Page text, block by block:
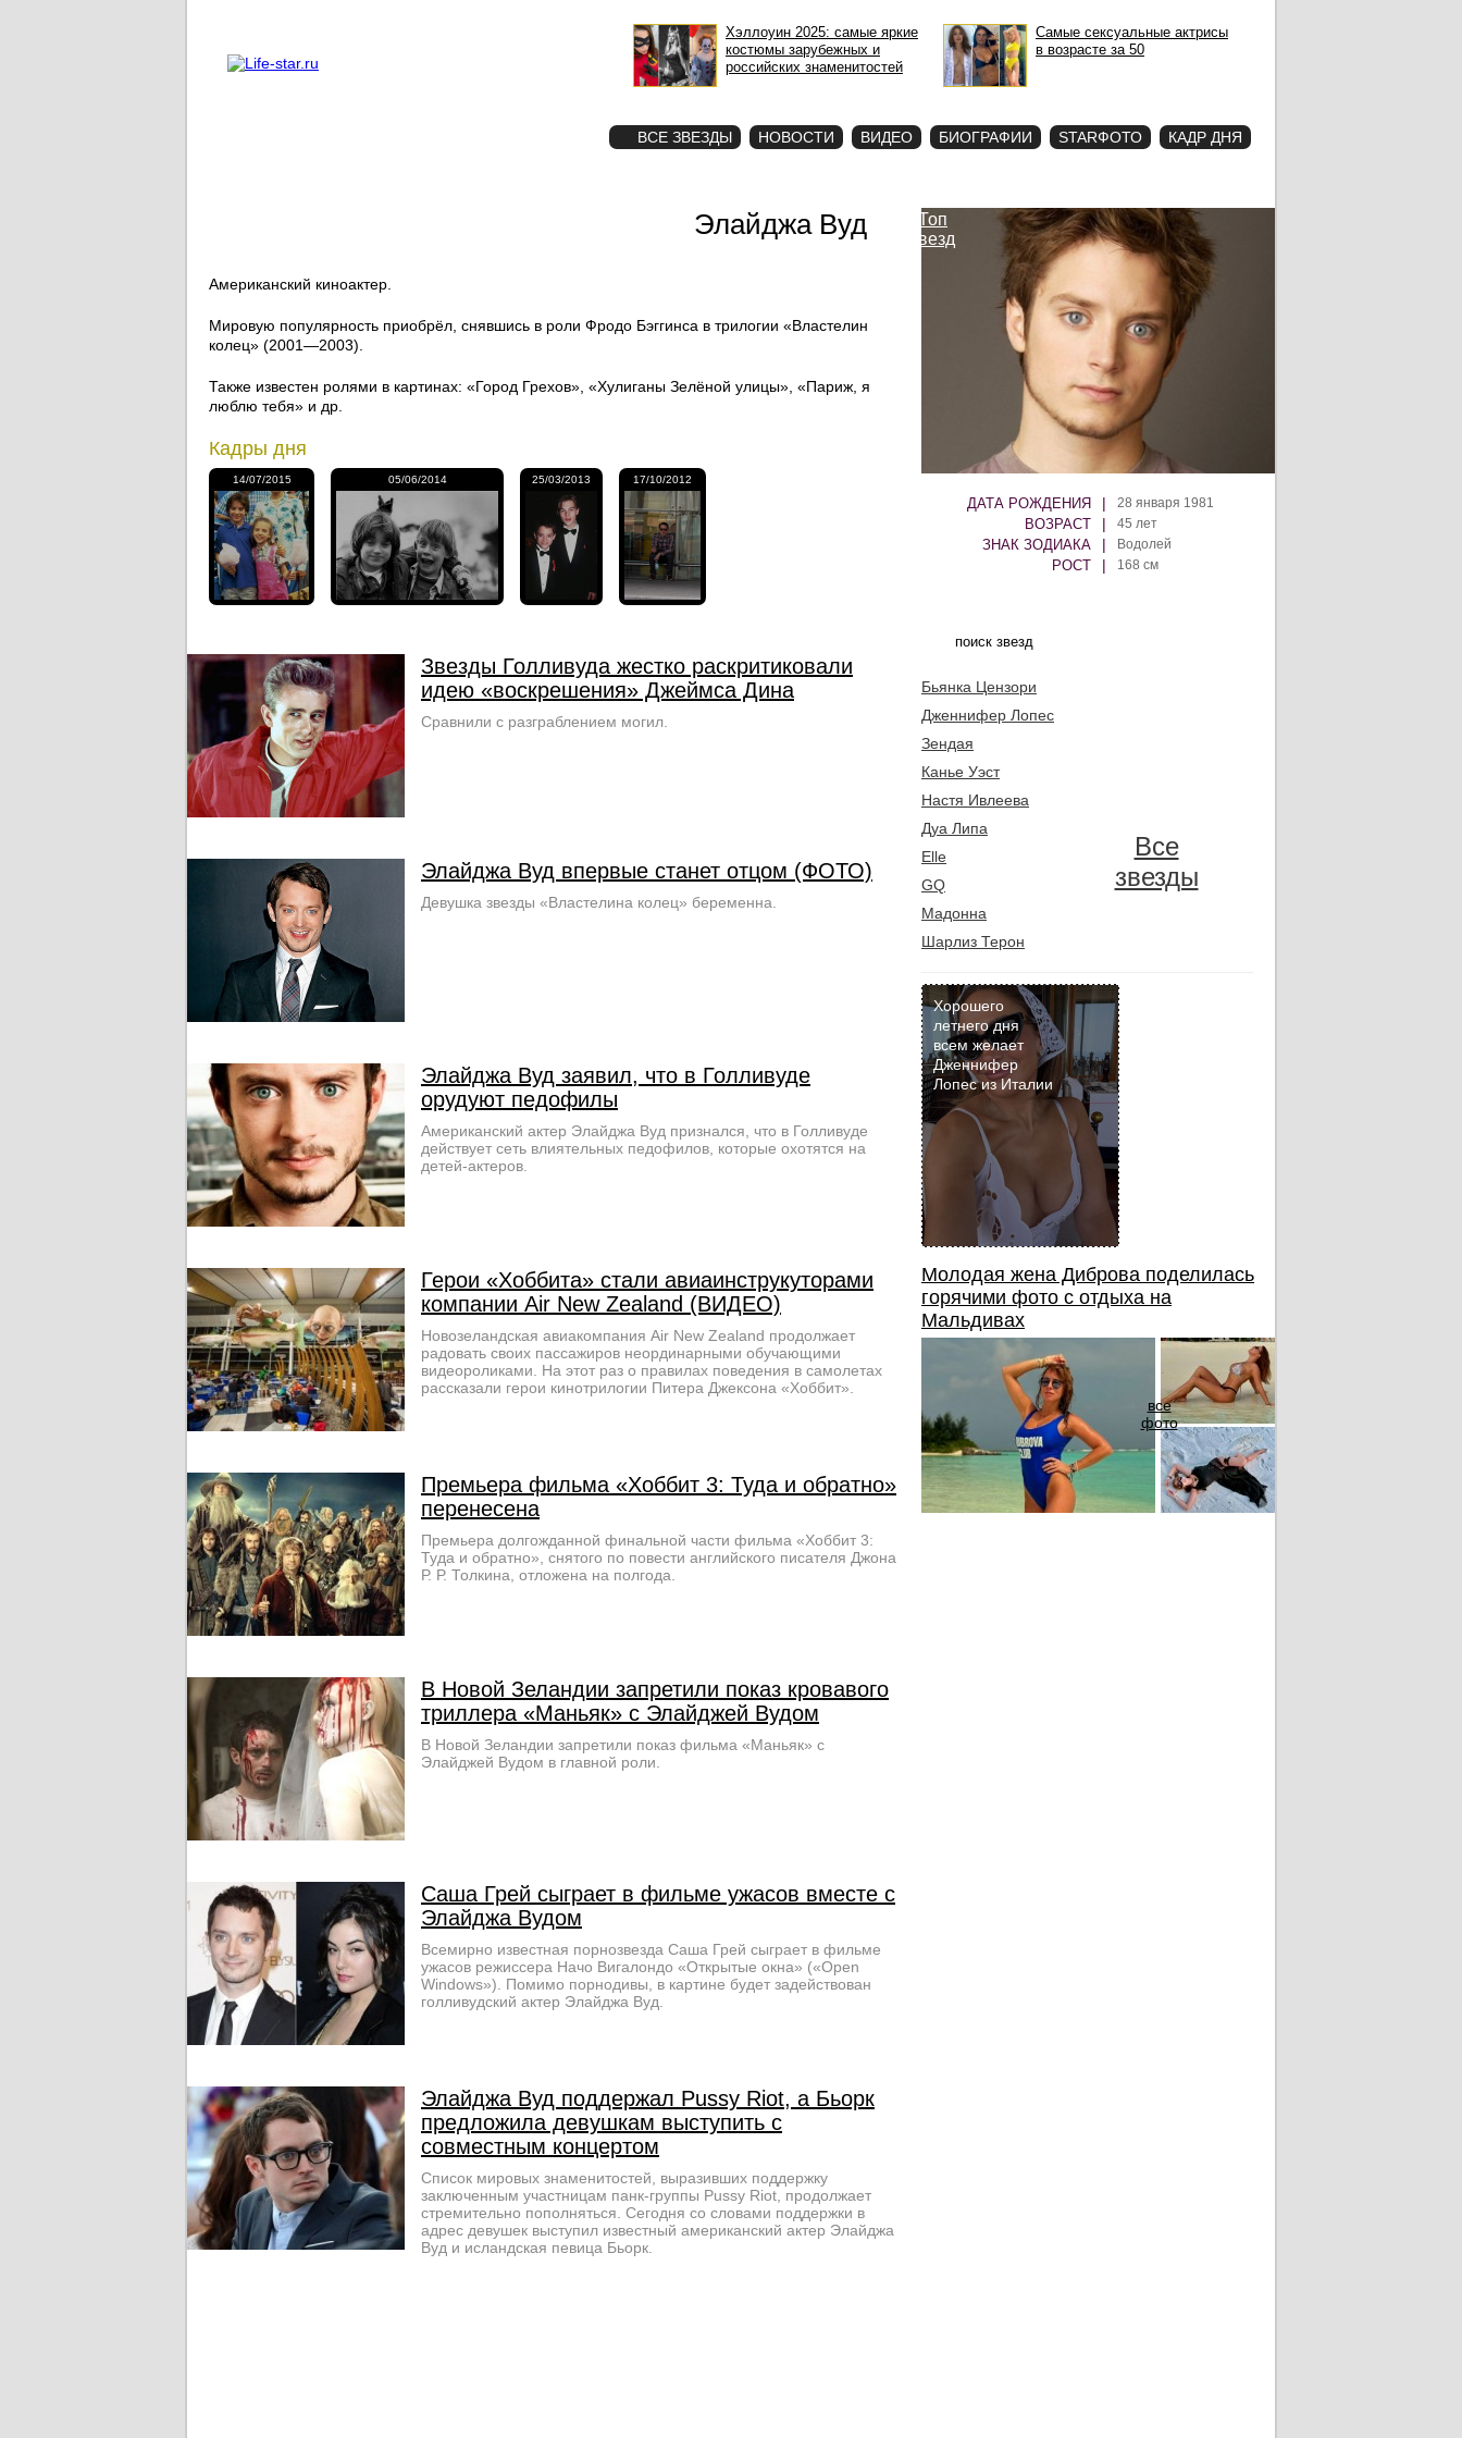
Хэллоуин 2025: самые яркие
костюмы зарубежных и
российских знаменитостей
Самые сексуальные актрисы
в возрасте за 50
ВСЕ ЗВЕЗДЫ НОВОСТИ ВИДЕО БИОГРАФИИ STARФОТО КАДР ДНЯ
Элайджа Вуд
Американский киноактер.
Мировую популярность приобрёл, снявшись в роли Фродо Бэггинса в трилогии «Властелин
колец» (2001—2003).
Также известен ролями в картинах: «Город Грехов», «Хулиганы Зелёной улицы», «Париж, я
люблю тебя» и др.
Кадры дня
14/07/2015 05/06/2014 25/03/2013 17/10/2012
Звезды Голливуда жестко раскритиковали
идею «воскрешения» Джеймса Дина
Сравнили с разграблением могил.
Элайджа Вуд впервые станет отцом (ФОТО)
Девушка звезды «Властелина колец» беременна.
Элайджа Вуд заявил, что в Голливуде
орудуют педофилы
Американский актер Элайджа Вуд признался, что в Голливуде
действует сеть влиятельных педофилов, которые охотятся на
детей-актеров.
Герои «Хоббита» стали авиаинструкуторами
компании Air New Zealand (ВИДЕО)
Новозеландская авиакомпания Air New Zealand продолжает
радовать своих пассажиров неординарными обучающими
видеороликами. На этот раз о правилах поведения в самолетах
рассказали герои кинотрилогии Питера Джексона «Хоббит».
Премьера фильма «Хоббит 3: Туда и обратно»
перенесена
Премьера долгожданной финальной части фильма «Хоббит 3:
Туда и обратно», снятого по повести английского писателя Джона
Р. Р. Толкина, отложена на полгода.
В Новой Зеландии запретили показ кровавого
триллера «Маньяк» с Элайджей Вудом
В Новой Зеландии запретили показ фильма «Маньяк» с
Элайджей Вудом в главной роли.
Саша Грей сыграет в фильме ужасов вместе с
Элайджа Вудом
Всемирно известная порнозвезда Саша Грей сыграет в фильме
ужасов режиссера Начо Вигалондо «Открытые окна» («Open
Windows»). Помимо порнодивы, в картине будет задействован
голливудский актер Элайджа Вуд.
Элайджа Вуд поддержал Pussy Riot, а Бьорк
предложила девушкам выступить с
совместным концертом
Список мировых знаменитостей, выразивших поддержку
заключенным участницам панк-группы Pussy Riot, продолжает
стремительно пополняться. Сегодня со словами поддержки в
адрес девушек выступил известный американский актер Элайджа
Вуд и исландская певица Бьорк.
Топ
звезд
ДАТА РОЖДЕНИЯ | 28 января 1981
ВОЗРАСТ | 45 лет
ЗНАК ЗОДИАКА | Водолей
РОСТ | 168 см
Бьянка Цензори
Дженнифер Лопес
Зендая
Канье Уэст
Настя Ивлеева
Дуа Липа
Elle
GQ
Мадонна
Шарлиз Терон
Все
звезды
Хорошего
летнего дня
всем желает
Дженнифер
Лопес из Италии
Молодая жена Диброва поделилась
горячими фото с отдыха на
Мальдивах
все
фото